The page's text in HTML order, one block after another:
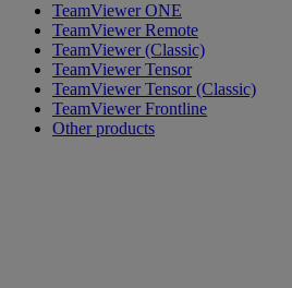
TeamViewer ONE
TeamViewer Remote
TeamViewer (Classic)
TeamViewer Tensor
TeamViewer Tensor (Classic)
TeamViewer Frontline
Other products